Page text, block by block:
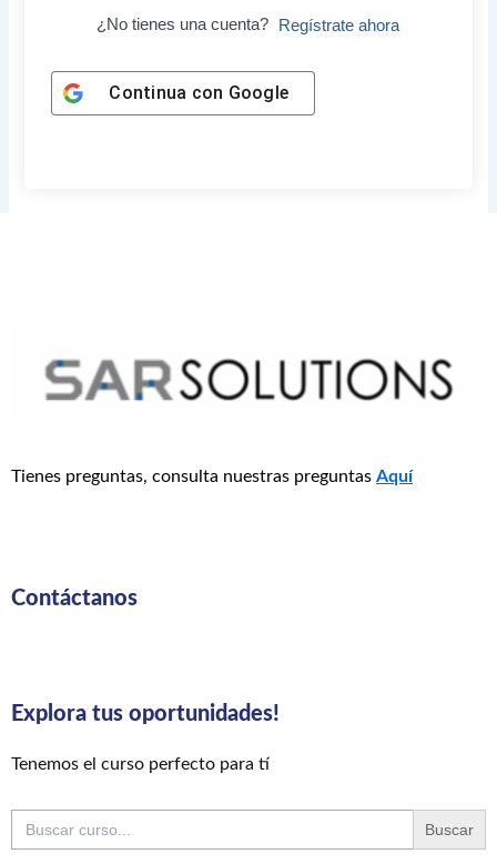
¿No tienes una cuenta? Regístrate ahora
Continua con Google
Tienes preguntas, consulta nuestras preguntas Aquí
Contáctanos
Explora tus oportunidades!
Tenemos el curso perfecto para tí
Buscar: